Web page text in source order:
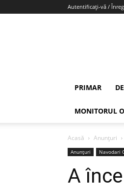
Autentificați-vă /
PRIMAR
MONITORUL
Acasă Anunțuri
Anunțuri Navodari
A